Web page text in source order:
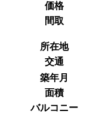
価格
間取
所在地
交通
築年月
面積
バルコニー